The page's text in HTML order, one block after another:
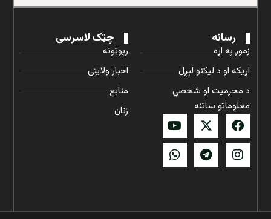
رسانه
زموږ په اړه
اړیکه او د لیکنو لېږل
د محرمیت او شخصي
معلوماتو ساتنه
چټک لاسرسی
رپوټونه
اخبار ولایتی
منابع
زنان